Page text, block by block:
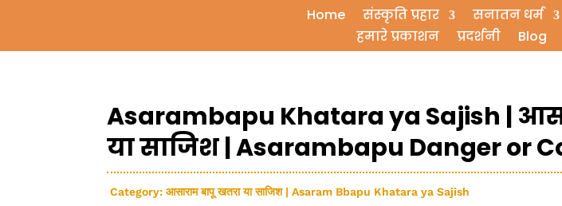
Home संस्कृति प्रहार सनातन धर्म
हमारे प्रकाशन
प्रदर्शनी Blog
Asarambapu Khatara ya Sajish |
या साजिश | Asarambapu Danger or
Category: आसाराम बापू खतरा या साजिश | Asaram Bbapu Khatara ya Sajish